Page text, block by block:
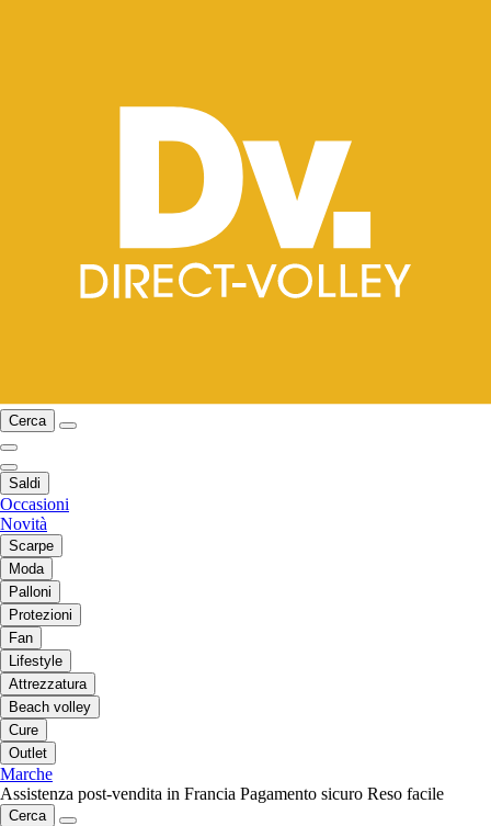
Cerca
Saldi
Occasioni
Novità
Scarpe
Moda
Palloni
Protezioni
Fan
Lifestyle
Attrezzatura
Beach volley
Cure
Outlet
Marche
Assistenza post-vendita in Francia Pagamento sicuro Reso facile
Cerca